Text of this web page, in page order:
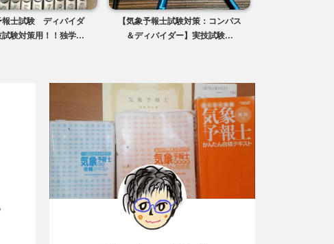
【気象予報士試験対策：コンパス
＆ディバイダー】実技試験...
【気象予報士試験対策：ペーパー
クリップ】実技試験に必須...